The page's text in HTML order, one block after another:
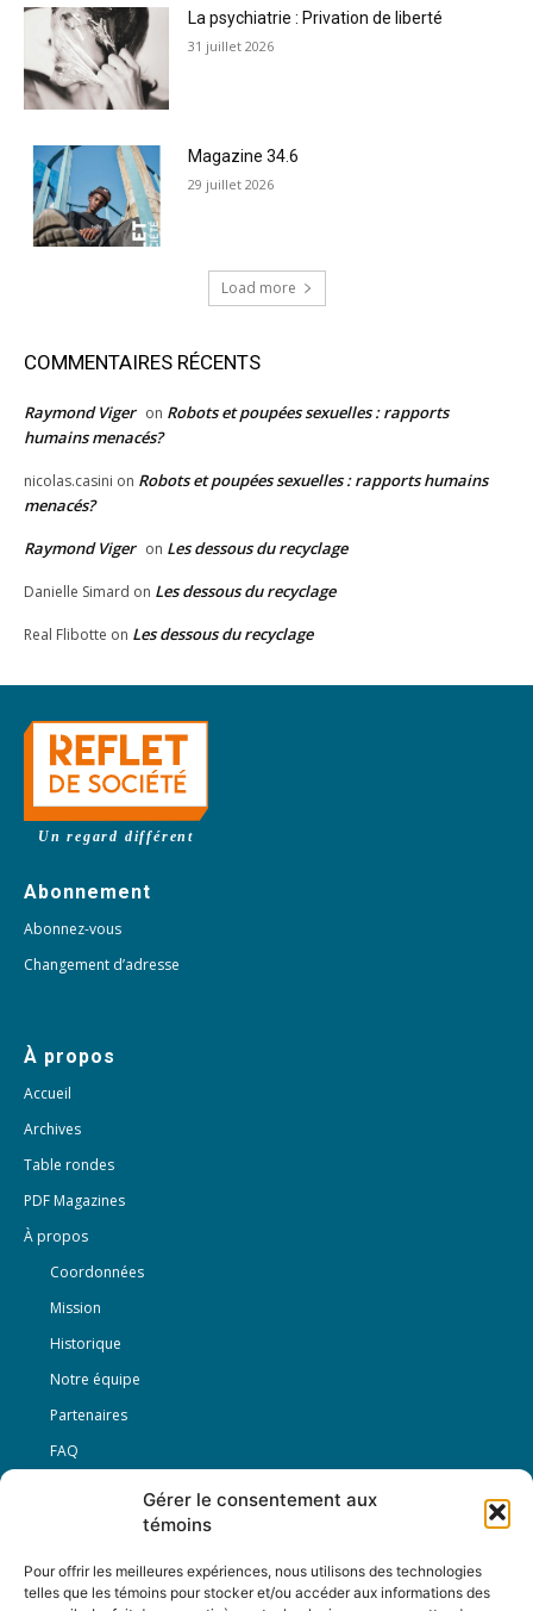
Gérer le consentement aux
témoins
Pour offrir les meilleures expériences, nous utilisons des technologies
telles que les témoins pour stocker et/ou accéder aux informations des
La psychiatrie : Privation de liberté
31 juillet 2026
Magazine 34.6
29 juillet 2026
Load more
COMMENTAIRES RÉCENTS
Raymond Viger on Robots et poupées sexuelles : rapports
humains menacés?
nicolas.casini on Robots et poupées sexuelles : rapports humains
menacés?
Raymond Viger on Les dessous du recyclage
Danielle Simard on Les dessous du recyclage
Real Flibotte on Les dessous du recyclage
Un regard différent
Abonnement
Abonnez-vous
Changement d’adresse
À propos
Accueil
Archives
Table rondes
PDF Magazines
À propos
Coordonnées
Mission
Historique
Notre équipe
Partenaires
FAQ
Conditions générales